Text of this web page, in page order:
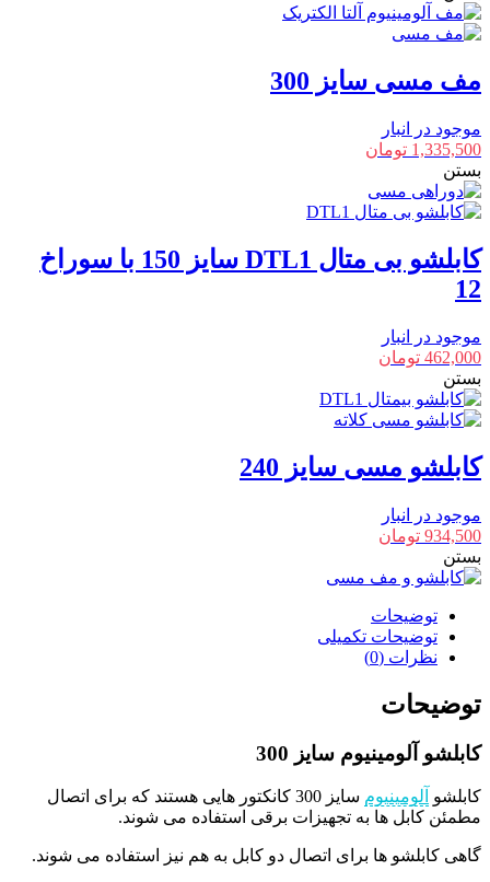
مف مسی سایز 300
موجود در انبار
1,335,500 تومان
بستن
کابلشو بی متال DTL1 سایز 150 با سوراخ
12
موجود در انبار
462,000 تومان
بستن
کابلشو مسی سایز 240
موجود در انبار
934,500 تومان
بستن
توضیحات
توضیحات تکمیلی
نظرات (0)
توضیحات
کابلشو آلومینیوم سایز 300
کابلشو‌ آلومینیوم
سایز 300 کانکتور‌ هایی هستند که برای اتصال
مطمئن کابل‌ ها به تجهیزات برقی استفاده می شوند.
گاهی کابلشو‌ ها برای اتصال دو کابل به هم نیز استفاده می شوند.